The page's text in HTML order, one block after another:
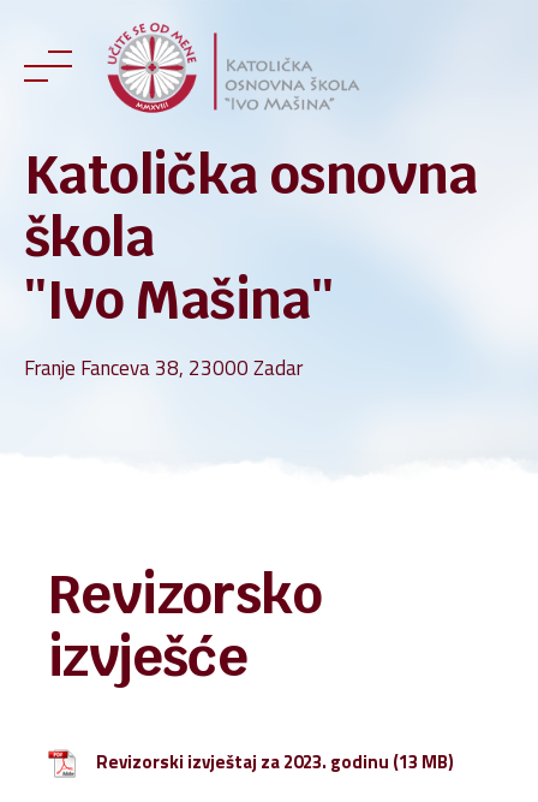
content
Katolička osnovna
škola
''Ivo Mašina''
Franje Fanceva 38, 23000 Zadar
Revizorsko
izvješće
Revizorski izvještaj za 2023. godinu